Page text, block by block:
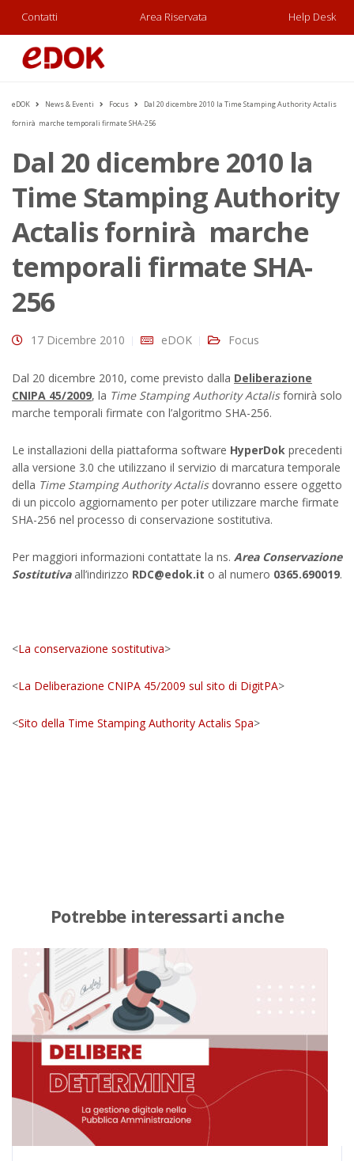
Help Desk
Area Riservata
Contatti
eDOK News & Eventi Focus
Dal 20 dicembre 2010 la Time Stamping Authority Actalis
fornirà marche temporali firmate SHA-256
Dal 20 dicembre 2010 la
Time Stamping Authority
Actalis fornirà marche
temporali firmate SHA-
256
17 Dicembre 2010 eDOK Focus
Dal 20 dicembre 2010, come previsto dalla Deliberazione
CNIPA 45/2009, la Time Stamping Authority Actalisfornirà solo
marche temporali firmate con l’algoritmo SHA-256.
Le installazioni della piattaforma software HyperDok precedenti
alla versione 3.0 che utilizzano il servizio di marcatura temporale
della Time Stamping Authority Actalisdovranno essere oggetto
di un piccolo aggiornamento per poter utilizzare marche firmate
SHA-256 nel processo di conservazione sostitutiva.
Per maggiori informazioni contattate la ns. Area Conservazione
Sostitutivaall’indirizzo RDC@edok.it o al numero 0365.690019.
<La conservazione sostitutiva>
<La Deliberazione CNIPA 45/2009 sul sito di DigitPA>
<Sito della Time Stamping Authority Actalis Spa>
Potrebbe interessarti anche